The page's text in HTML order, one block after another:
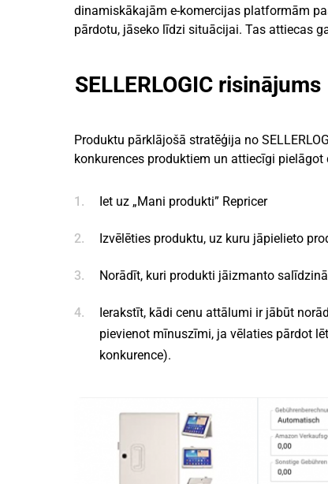
dinamiskākajām e-komercijas platformām
pārdotu, jāseko līdzi situācijai. Tas attiecas
SELLERLOGIC risinājums
Produktu pārklājošā stratēģija no
konkurences produktiem un attiecīgi
Iet uz „Mani produkti” Repricer
Izvēlēties produktu, uz kuru jāpielieto
Norādīt, kuri produkti jāizmanto
Ierakstīt, kādi cenu attālumi ir jābūt
pievienot mīnuszīmi, ja vēlaties pārdot
konkurence).